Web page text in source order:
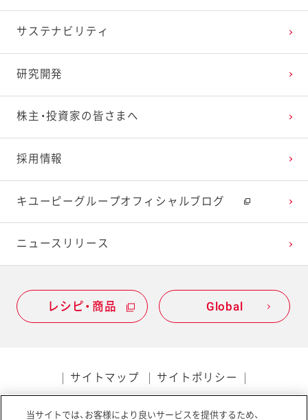
サステナビリティ
研究開発
株主・投資家の皆さまへ
採用情報
キユーピーグループオフィシャルブログ
ニュースリリース
レシピ・商品 Global
サイトマップ サイトポリシー
当サイトでは、お客様により良いサービスを提供するため、